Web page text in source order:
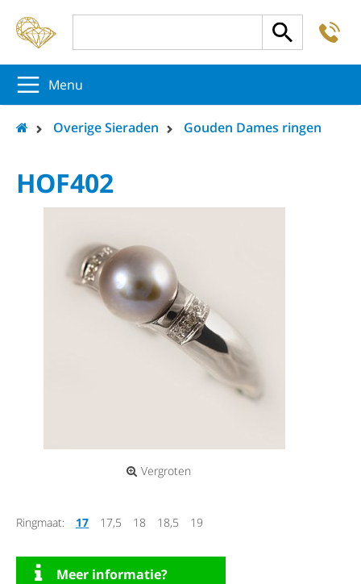
Menu
Overige Sieraden Gouden Dames ringen
HOF402
Vergroten
Ringmaat: 17 17,5 18 18,5 19
Meer informatie?